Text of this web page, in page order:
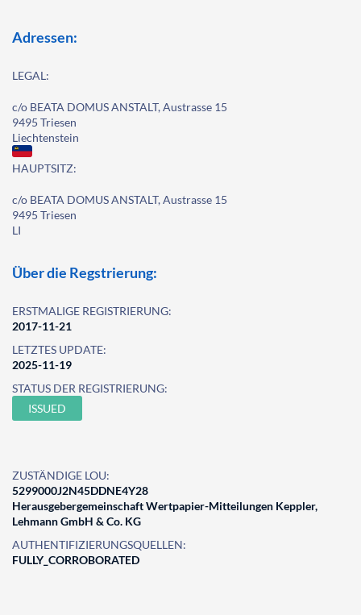
Adressen:
LEGAL:
c/o BEATA DOMUS ANSTALT, Austrasse 15
9495 Triesen
Liechtenstein
HAUPTSITZ:
c/o BEATA DOMUS ANSTALT, Austrasse 15
9495 Triesen
LI
Über die Regstrierung:
ERSTMALIGE REGISTRIERUNG:
2017-11-21
LETZTES UPDATE:
2025-11-19
STATUS DER REGISTRIERUNG:
ISSUED
ZUSTÄNDIGE LOU:
5299000J2N45DDNE4Y28
Herausgebergemeinschaft Wertpapier-Mitteilungen Keppler,
Lehmann GmbH & Co. KG
AUTHENTIFIZIERUNGSQUELLEN:
FULLY_CORROBORATED